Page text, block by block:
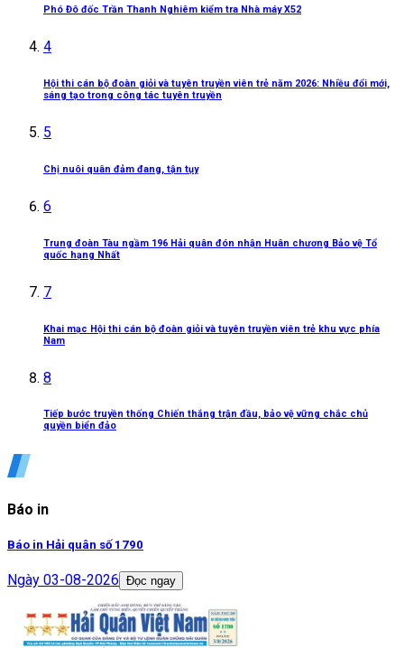
Phó Đô đốc Trần Thanh Nghiêm kiểm tra Nhà máy X52
4
Hội thi cán bộ đoàn giỏi và tuyên truyền viên trẻ năm 2026: Nhiều đổi mới,
sáng tạo trong công tác tuyên truyền
5
Chị nuôi quân đảm đang, tận tụy
6
Trung đoàn Tàu ngầm 196 Hải quân đón nhận Huân chương Bảo vệ Tổ
quốc hạng Nhất
7
Khai mạc Hội thi cán bộ đoàn giỏi và tuyên truyền viên trẻ khu vực phía
Nam
8
Tiếp bước truyền thống Chiến thắng trận đầu, bảo vệ vững chắc chủ
quyền biển đảo
Báo in
Báo in Hải quân số 1790
Ngày 03-08-2026 Đọc ngay